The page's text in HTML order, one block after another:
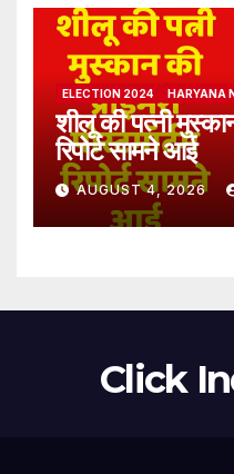
ELECTION 2024 HARYANA
शीलू की पत्नी मुस्कान
रिपोर्ट सामने आई
AUGUST 4, 2026
Click